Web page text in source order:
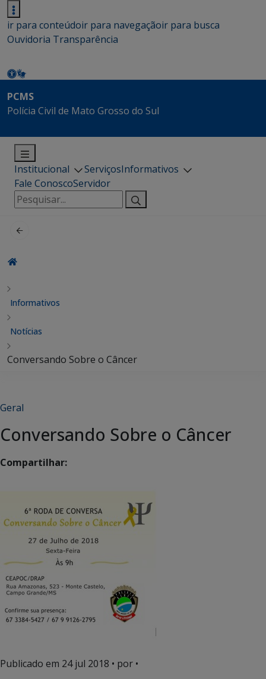
ir para conteúdoir para navegaçãoir para busca
Ouvidoria Transparência
PCMS
Polícia Civil de Mato Grosso do Sul
Institucional ServiçosInformativos
Fale ConoscoServidor
Pesquisar
por:
Informativos
Notícias
Conversando Sobre o Câncer
Geral
Conversando Sobre o Câncer
Compartilhar:
Publicado em 24 jul 2018 • por •